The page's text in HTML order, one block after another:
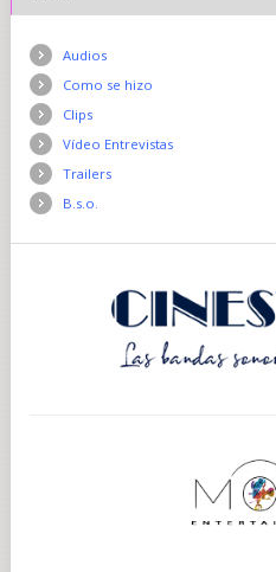
Audios
Como se hizo
Clips
Vídeo Entrevistas
Trailers
B.s.o.